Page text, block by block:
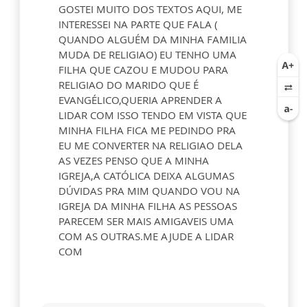
GOSTEI MUITO DOS TEXTOS AQUI, ME
INTERESSEI NA PARTE QUE FALA (
QUANDO ALGUÉM DA MINHA FAMILIA
MUDA DE RELIGIAO) EU TENHO UMA
FILHA QUE CAZOU E MUDOU PARA
RELIGIAO DO MARIDO QUE É
EVANGÉLICO,QUERIA APRENDER A
LIDAR COM ISSO TENDO EM VISTA QUE
MINHA FILHA FICA ME PEDINDO PRA
EU ME CONVERTER NA RELIGIAO DELA
AS VEZES PENSO QUE A MINHA
IGREJA,A CATÓLICA DEIXA ALGUMAS
DÚVIDAS PRA MIM QUANDO VOU NA
IGREJA DA MINHA FILHA AS PESSOAS
PARECEM SER MAIS AMIGAVEIS UMA
COM AS OUTRAS.ME AJUDE A LIDAR
COM